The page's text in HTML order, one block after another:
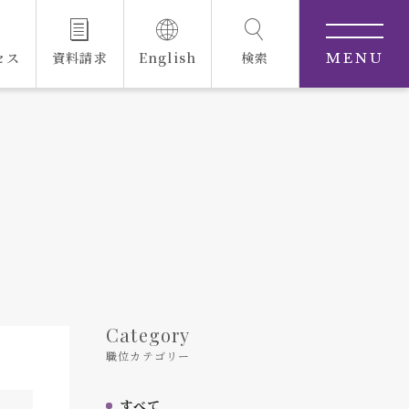
ス 資料請求 English 検索 MENU
Category
職位カテゴリー
すべて